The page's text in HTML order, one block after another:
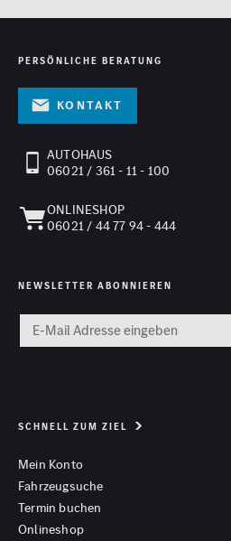
PERSÖNLICHE BERATUNG
Kontakt
AUTOHAUS
06021 / 361 - 11 - 100
ONLINESHOP
06021 / 44 77 94 - 444
NEWSLETTER ABONNIEREN
SCHNELL ZUM ZIEL
Mein Konto
Fahrzeugsuche
Termin buchen
Onlineshop